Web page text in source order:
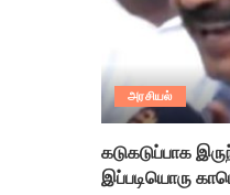
அரசியல்
கடுகடுப்பாக
இப்படியொரு